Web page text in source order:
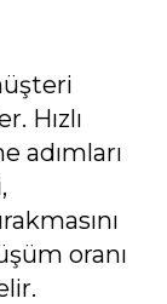
Hızlı
adımları
oranı